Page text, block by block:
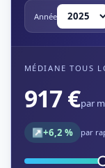
Année
MÉDIANE TOUS
917 €par
↗+6,2 % par